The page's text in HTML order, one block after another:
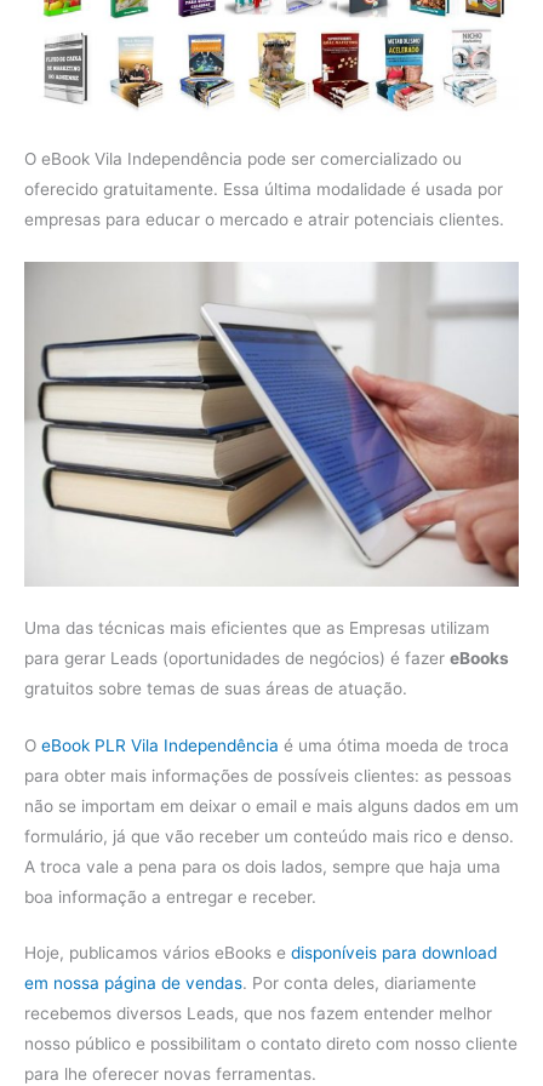
O eBook Vila Independência pode ser comercializado ou
oferecido gratuitamente. Essa última modalidade é usada por
empresas para educar o mercado e atrair potenciais clientes.
Uma das técnicas mais eficientes que as Empresas utilizam
para gerar Leads (oportunidades de negócios) é fazer eBooks
gratuitos sobre temas de suas áreas de atuação.
O eBook PLR Vila Independência é uma ótima moeda de troca
para obter mais informações de possíveis clientes: as pessoas
não se importam em deixar o email e mais alguns dados em um
formulário, já que vão receber um conteúdo mais rico e denso.
A troca vale a pena para os dois lados, sempre que haja uma
boa informação a entregar e receber.
Hoje, publicamos vários eBooks e disponíveis para download
em nossa página de vendas. Por conta deles, diariamente
recebemos diversos Leads, que nos fazem entender melhor
nosso público e possibilitam o contato direto com nosso cliente
para lhe oferecer novas ferramentas.